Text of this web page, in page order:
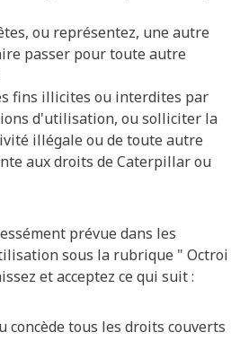
ou représentez, une autre
passer pour toute autre
fins illicites ou interdites par
d'utilisation, ou solliciter la
illégale ou de toute autre
aux droits de Caterpillar ou
prévue dans les
sous la rubrique " Octroi
et acceptez ce qui suit :
tous les droits couverts